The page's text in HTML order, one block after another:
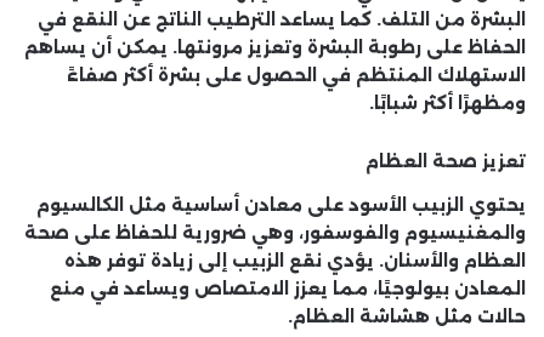
البشرة من التلف. كما يساعد الترطيب الناتج عن النقع في
الحفاظ على رطوبة البشرة وتعزيز مرونتها. يمكن أن يساهم
الاستهلاك المنتظم في الحصول على بشرة أكثر صفاءً
ومظهرًا أكثر شبابًا.
تعزيز صحة العظام
يحتوي الزبيب الأسود على معادن أساسية مثل الكالسيوم
والمغنيسيوم والفوسفور، وهي ضرورية للحفاظ على صحة
العظام والأسنان. يؤدي نقع الزبيب إلى زيادة توفر هذه
المعادن بيولوجيًا، مما يعزز الامتصاص ويساعد في منع
حالات مثل هشاشة العظام.